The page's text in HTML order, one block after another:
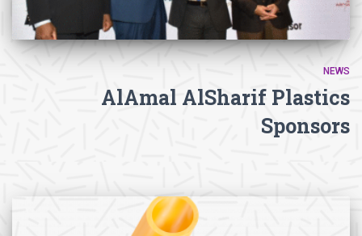
NEWS
AlAmal AlSharif Plastics
Sponsors